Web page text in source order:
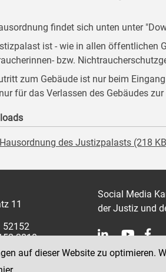
findet sich unten unter
ist - wie in allen öffentlichen
bzw.
zum Gebäude ist nur beim
für das Verlassen des Gebäudes
Hausordnung des Justizpalasts (218
11
52152
3810
Social Media
der Justiz und
auf dieser Website zu